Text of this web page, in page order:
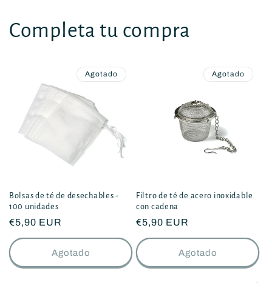
Completa tu compra
Agotado
Bolsas de té de desechables -
100 unidades
Precio
habitual
€5,90 EUR
Agotado
Agotado
Filtro de té de acero inoxidable
con cadena
Precio
habitual
€5,90 EUR
Agotado